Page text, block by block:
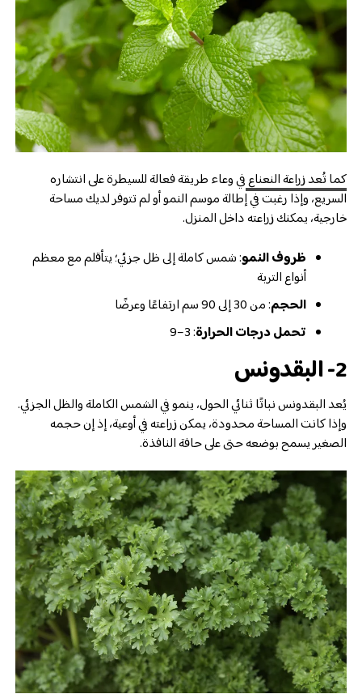
كما تُعد زراعة النعناعفي وعاء طريقة فعالة للسيطرة على انتشاره
السريع، وإذا رغبت في إطالة موسم النمو أو لم تتوفر لديك مساحة
خارجية، يمكنك زراعته داخل المنزل.
ظروف النمو: شمس كاملة إلى ظل جزئي؛ يتأقلم مع معظم
أنواع التربة
الحجم: من 30 إلى 90 سم ارتفاعًا وعرضًا
تحمل درجات الحرارة: 3–9
2- البقدونس
يُعد البقدونس نباتًا ثنائي الحول، ينمو في الشمس الكاملة والظل الجزئي.
وإذا كانت المساحة محدودة، يمكن زراعته في أوعية، إذ إن حجمه
الصغير يسمح بوضعه حتى على حافة النافذة.